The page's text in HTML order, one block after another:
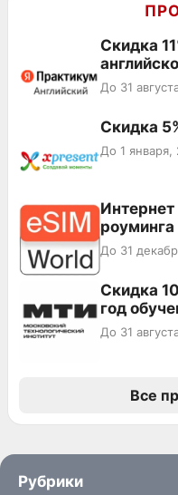
Скидка
До 31
Скидка
До 1 января,
До 31
Скидка
год
До 31
Все
Рубрики